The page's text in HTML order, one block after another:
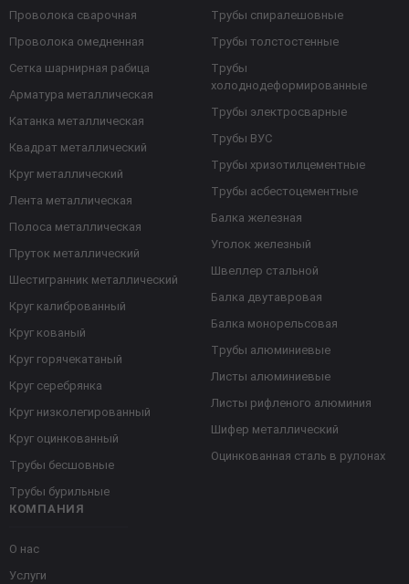
КОМПАНИЯ
О нас
Услуги
Проволока сварочная
Проволока омедненная
Сетка шарнирная рабица
Арматура металлическая
Катанка металлическая
Квадрат металлический
Круг металлический
Лента металлическая
Полоса металлическая
Пруток металлический
Шестигранник металлический
Круг калиброванный
Круг кованый
Круг горячекатаный
Круг серебрянка
Круг низколегированный
Круг оцинкованный
Трубы бесшовные
Трубы бурильные
Трубы спиралешовные
Трубы толстостенные
Трубы
холоднодеформированные
Трубы электросварные
Трубы ВУС
Трубы хризотилцементные
Трубы асбестоцементные
Балка железная
Уголок железный
Швеллер стальной
Балка двутавровая
Балка монорельсовая
Трубы алюминиевые
Листы алюминиевые
Листы рифленого алюминия
Шифер металлический
Оцинкованная сталь в рулонах